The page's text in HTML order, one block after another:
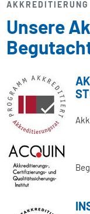
AKKREDITIERUNG
Unsere